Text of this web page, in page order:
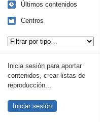
Últimos contenidos
Centros
Inicia sesión para aportar
contenidos, crear listas de
reproducción...
Iniciar sesión